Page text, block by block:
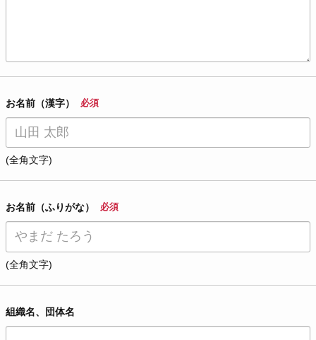
お名前（漢字） 必須
(全角文字)
お名前（ふりがな） 必須
(全角文字)
組織名、団体名